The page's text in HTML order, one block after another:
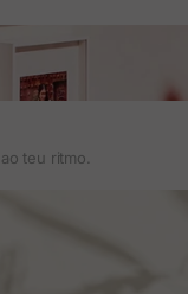
teu ritmo.